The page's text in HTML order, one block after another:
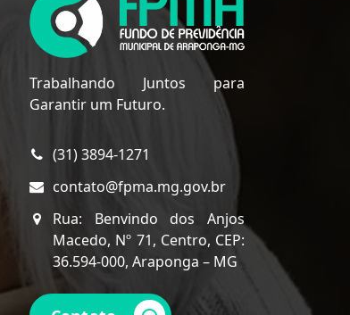
Trabalhando Juntos para
Garantir um Futuro.
(31) 3894-1271
contato@fpma.mg.gov.br
Rua: Benvindo dos Anjos
Macedo, Nº 71, Centro, CEP:
36.594-000, Araponga – MG